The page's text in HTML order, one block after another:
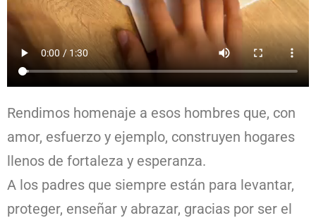
Rendimos homenaje a esos hombres que, con
amor, esfuerzo y ejemplo, construyen hogares
llenos de fortaleza y esperanza.
A los padres que siempre están para levantar,
proteger, enseñar y abrazar, gracias por ser el